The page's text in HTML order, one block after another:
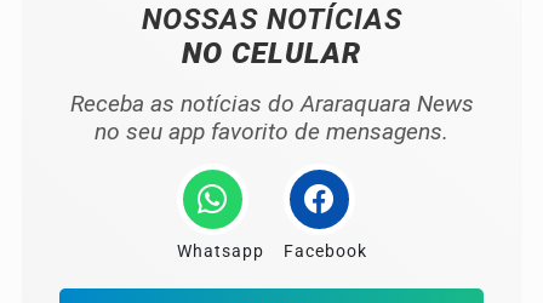
NOSSAS NOTÍCIAS
NO CELULAR
Receba as notícias do Araraquara News
no seu app favorito de mensagens.
Whatsapp Facebook